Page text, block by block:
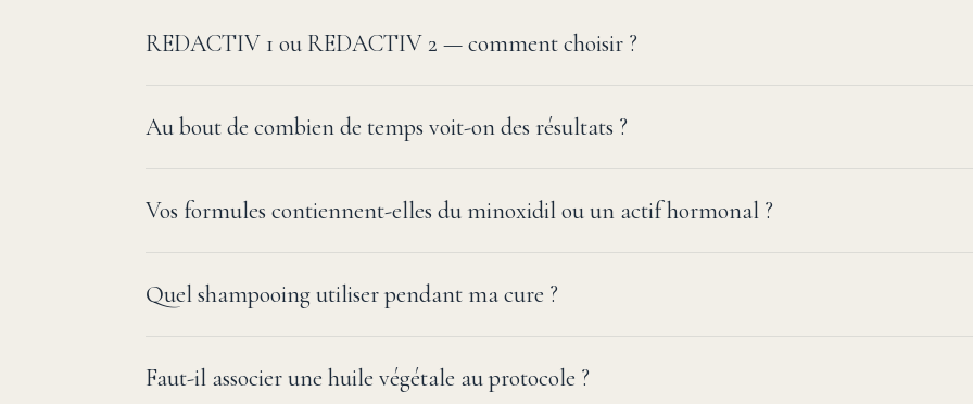
REDACTIV 1 ou REDACTIV 2 — comment choisir ?
Au bout de combien de temps voit-on des résultats ?
Vos formules contiennent-elles du minoxidil ou un actif hormonal ?
Quel shampooing utiliser pendant ma cure ?
Faut-il associer une huile végétale au protocole ?